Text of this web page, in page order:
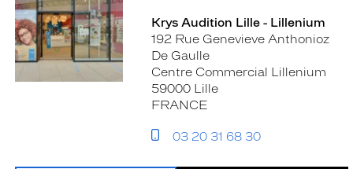
Krys Audition Lille - Lillenium
192 Rue Genevieve Anthonioz
De Gaulle
Centre Commercial Lillenium
59000 Lille
FRANCE
03 20 31 68 30